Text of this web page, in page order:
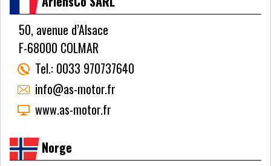
50, avenue d’Alsace
F-68000 COLMAR
Tel.: 0033 970737640
info@as-motor.fr
www.as-motor.fr
Norge